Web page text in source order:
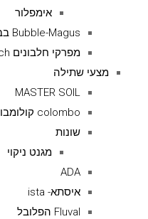
אימפלור
Bubble-Magus בבל מגוס
מפרקי חלבונים Deltech
מצעי שתילה
MASTER SOIL
colombo קולומבו
שונות
מגנט ניקוי
ADA
איסתא- ista
Fluval הפלובל